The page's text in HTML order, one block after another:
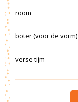
room
boter (voor de vorm)
verse tijm